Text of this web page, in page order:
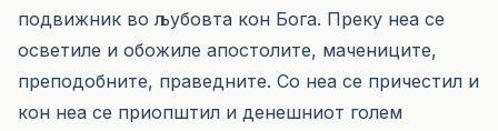
подвижник во љубовта кон Бога. Преку неа се
осветиле и обожиле апостолите, мачениците,
преподобните, праведните. Со неа се причестил и
кон неа се приопштил и денешниот голем